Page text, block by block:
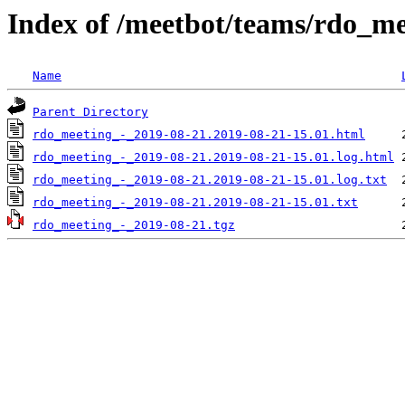
Index of /meetbot/teams/
Name
Parent Directory
rdo_meeting_-_2019-08-21.2019-08-21-15.01.html
rdo_meeting_-_2019-08-21.2019-08-21-15.01.log.html
rdo_meeting_-_2019-08-21.2019-08-21-15.01.log.txt
rdo_meeting_-_2019-08-21.2019-08-21-15.01.txt
rdo_meeting_-_2019-08-21.tgz